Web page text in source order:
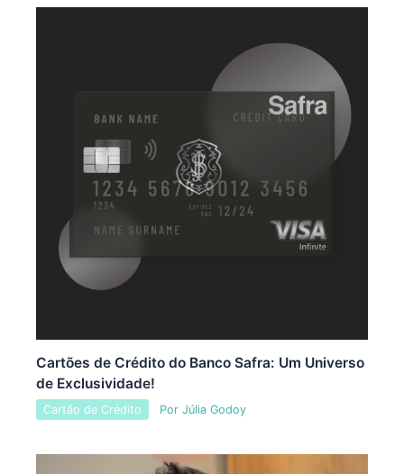
Cartões de Crédito do Banco Safra: Um Universo
de Exclusividade!
Cartão de Crédito Por Júlia Godoy